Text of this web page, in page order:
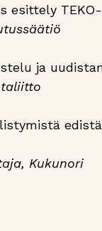
esittely
ja
Kukunori